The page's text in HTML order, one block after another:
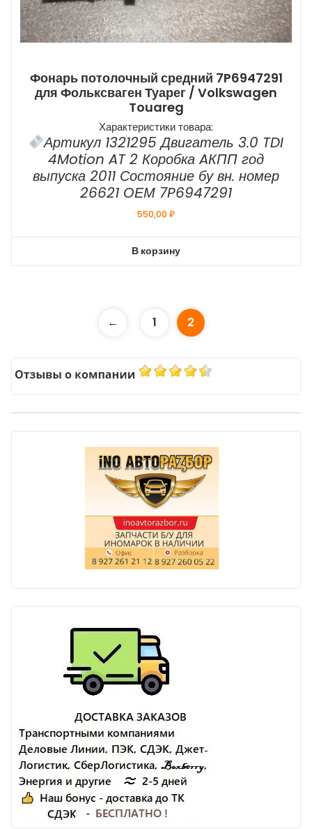
Фонарь потолочный средний 7P6947291
для Фольксваген Туарег / Volkswagen
Touareg
Характеристики товара:
Артикул 1321295 Двигатель 3.0 TDI
4Motion AT 2 Коробка AКПП год
выпуска 2011 Состояние бу вн. номер
26621 ОЕМ 7P6947291
550,00₽
В корзину
← 1 2